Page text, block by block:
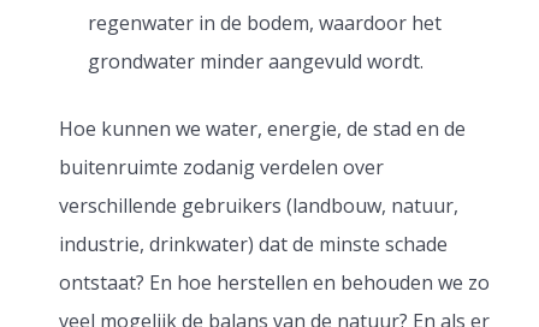
regenwater in de bodem, waardoor het
grondwater minder aangevuld wordt.
Hoe kunnen we water, energie, de stad en de
buitenruimte zodanig verdelen over
verschillende gebruikers (landbouw, natuur,
industrie, drinkwater) dat de minste schade
ontstaat? En hoe herstellen en behouden we zo
veel mogelijk de balans van de natuur? En als er